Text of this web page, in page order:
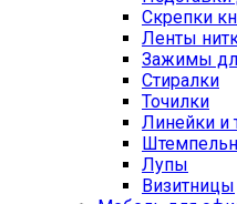
Скрепки
Ленты
Зажимы
Стиралки
Точилки
Линейки и
Лупы
Визитницы